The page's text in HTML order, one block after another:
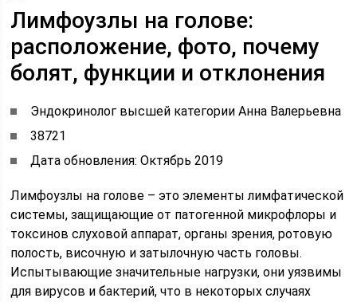
Лимфоузлы на голове:
расположение, фото, почему
болят, функции и отклонения
Эндокринолог высшей категории Анна Валерьевна
38721
Дата обновления: Октябрь 2019
Лимфоузлы на голове – это элементы лимфатической
системы, защищающие от патогенной микрофлоры и
токсинов слуховой аппарат, органы зрения, ротовую
полость, височную и затылочную часть головы.
Испытывающие значительные нагрузки, они уязвимы
для вирусов и бактерий, что в некоторых случаях